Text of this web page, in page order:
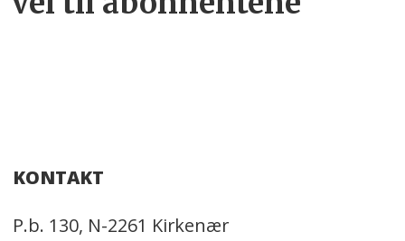
KONTAKT
P.b. 130, N-2261 Kirkenær